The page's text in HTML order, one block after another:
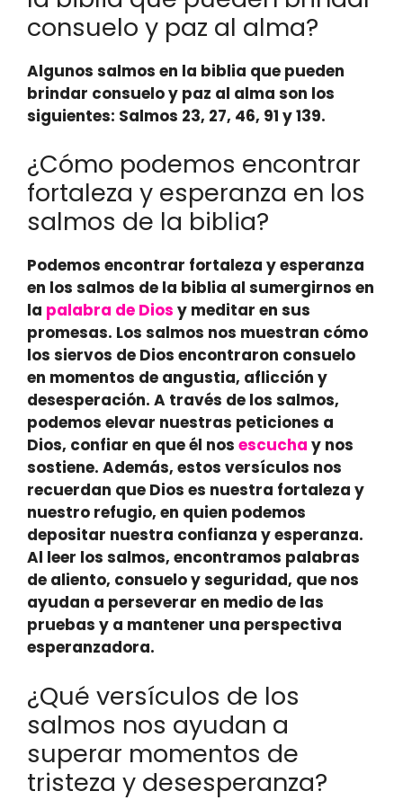
consuelo y paz al alma?
Algunos salmos en la biblia que pueden
brindar consueloy paz al alma son los
siguientes: Salmos 23, 27, 46, 91 y 139.
¿Cómo podemos encontrar
fortaleza y esperanza en los
salmos de la biblia?
Podemos encontrar fortaleza y esperanza
en los salmos de la biblia al sumergirnos en
la palabra de Dios y meditar en sus
promesas. Los salmos nos muestran cómo
los siervos de Dios encontraron consuelo
en momentos de angustia, aflicción y
desesperación. A través de los salmos,
podemos elevar nuestras peticiones a
Dios, confiar en que él nos escucha y nos
sostiene. Además, estos versículos nos
recuerdan que Dios es nuestra fortaleza y
nuestro refugio, en quien podemos
depositar nuestra confianza y esperanza.
Al leer los salmos, encontramos palabras
de aliento, consuelo y seguridad, que nos
ayudan a perseverar en medio de las
pruebas y a mantener una perspectiva
esperanzadora.
¿Qué versículos de los
salmos nos ayudan a
superar momentos de
tristeza y desesperanza?